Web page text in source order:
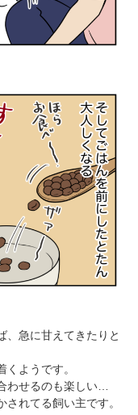
、急に甘えてきたりと
ようです。
わせるのも楽しい…
れてる飼い主です。